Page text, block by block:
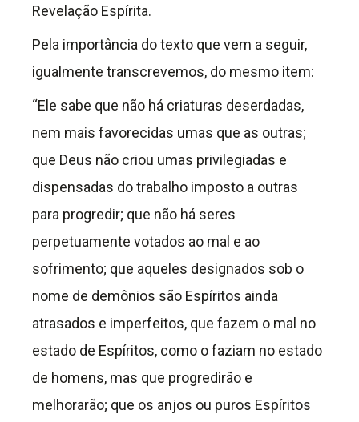
Revelação Espírita.
Pela importância do texto que vem a seguir,
igualmente transcrevemos, do mesmo item:
“Ele sabe que não há criaturas deserdadas,
nem mais favorecidas umas que as outras;
que Deus não criou umas privilegiadas e
dispensadas do trabalho imposto a outras
para progredir; que não há seres
perpetuamente votados ao mal e ao
sofrimento; que aqueles designados sob o
nome de demônios são Espíritos ainda
atrasados e imperfeitos, que fazem o mal no
estado de Espíritos, como o faziam no estado
de homens, mas que progredirão e
melhorarão; que os anjos ou puros Espíritos